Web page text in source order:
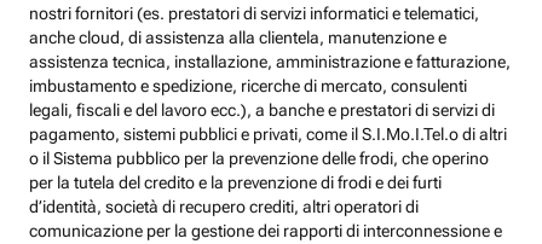
nostri fornitori (es. prestatori di servizi informatici e telematici,
anche cloud, di assistenza alla clientela, manutenzione e
assistenza tecnica, installazione, amministrazione e fatturazione,
imbustamento e spedizione, ricerche di mercato, consulenti
legali, fiscali e del lavoro ecc.), a banche e prestatori di servizi di
pagamento, sistemi pubblici e privati, come il S.I.Mo.I.Tel.o di altri
o il Sistema pubblico per la prevenzione delle frodi, che operino
per la tutela del credito e la prevenzione di frodi e dei furti
d’identità, società di recupero crediti, altri operatori di
comunicazione per la gestione dei rapporti di interconnessione e